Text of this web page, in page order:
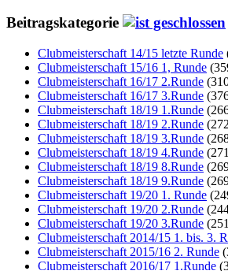
Beitragskategorie
Clubmeisterschaft 14/15 letzte Runde
Clubmeisterschaft 15/16 1, Runde
Clubmeisterschaft 16/17 2.Runde
Clubmeisterschaft 16/17 3.Runde
Clubmeisterschaft 18/19 1.Runde
Clubmeisterschaft 18/19 2.Runde
Clubmeisterschaft 18/19 3.Runde
Clubmeisterschaft 18/19 4.Runde
Clubmeisterschaft 18/19 8.Runde
Clubmeisterschaft 18/19 9.Runde
Clubmeisterschaft 19/20 1. Runde
Clubmeisterschaft 19/20 2.Runde
Clubmeisterschaft 19/20 3.Runde
Clubmeisterschaft 2014/15 1. bis. 3.
Clubmeisterschaft 2015/16 2. Runde
Clubmeisterschaft 2016/17 1.Runde